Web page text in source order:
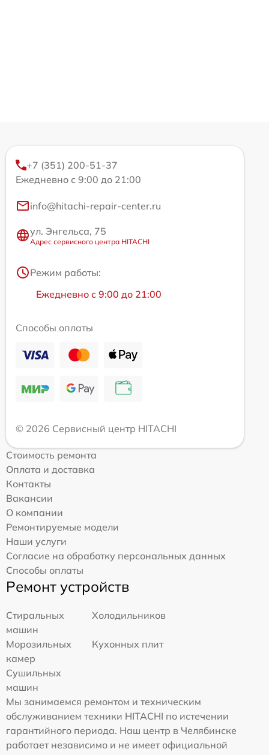
+7 (351) 200-51-37
Ежедневно с 9:00 до 21:00
info@hitachi-repair-center.ru
ул. Энгельса, 75
Адрес сервисного центра HITACHI
Режим работы:
Ежедневно с 9:00 до 21:00
Способы оплаты
© 2026 Сервисный центр HITACHI
Стоимость ремонта
Оплата и доставка
Контакты
Вакансии
О компании
Ремонтируемые модели
Наши услуги
Согласие на обработку персональных данных
Способы оплаты
Ремонт устройств
Стиральных
машин
Холодильников
Морозильных
камер
Кухонных плит
Сушильных
машин
Мы занимаемся ремонтом и техническим
обслуживанием техники HITACHI по истечении
гарантийного периода. Наш центр в Челябинске
работает независимо и не имеет официальной